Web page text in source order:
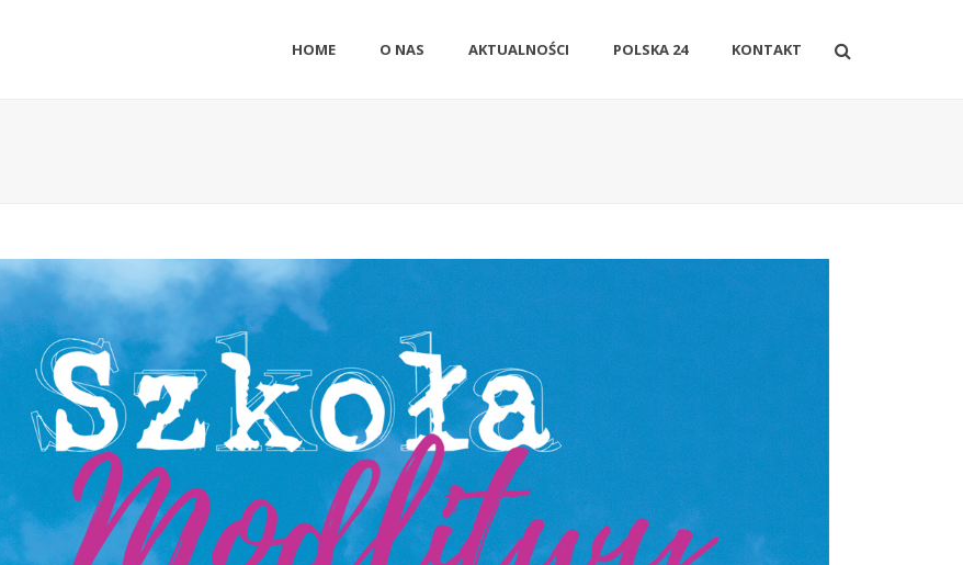
HOME O NAS AKTUALNOŚCI POLSKA 24 KONTAKT